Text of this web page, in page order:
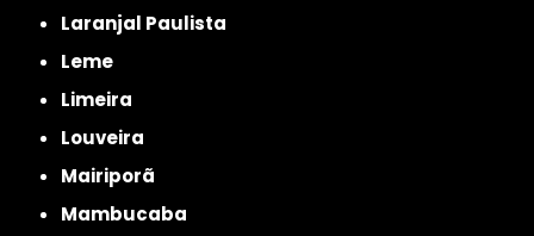
Laranjal Paulista
Leme
Limeira
Louveira
Mairiporã
Mambucaba